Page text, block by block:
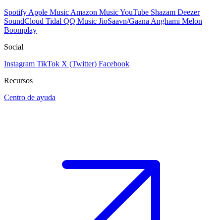
Spotify Apple Music Amazon MusicYouTube Shazam Deezer
SoundCloud Tidal QQ Music JioSaavn/Gaana Anghami Melon
Boomplay
Social
Instagram TikTok X (Twitter) Facebook
Recursos
Centro de ayuda